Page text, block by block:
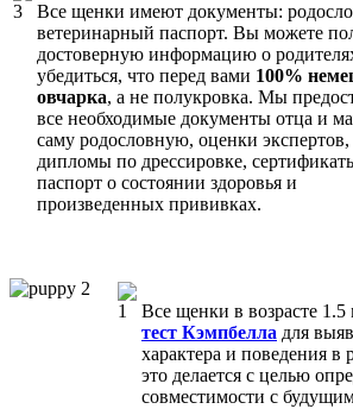
Все щенки имеют документы:
ветеринарный паспорт. Вы можете
достоверную информацию о
убедиться, что перед вами 100%
овчарка, а не полукровка. Мы
все необходимые документы отца и
саму родословную, оценки экспертов,
дипломы по дрессировке,
паспорт о состоянии здоровья и
произведенных прививках.
Все щенки в возрасте 1.5
тест Кэмпбелла для
характера и поведения в
это делается с целью
совместимости с